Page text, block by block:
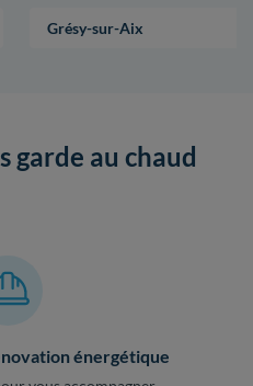
Grésy-sur-Aix
garde au chaud
énergétique